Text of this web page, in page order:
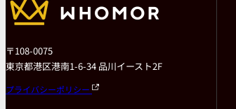
〒108-0075
東京都港区港南1-6-34 品川イースト2F
プライバシーポリシー